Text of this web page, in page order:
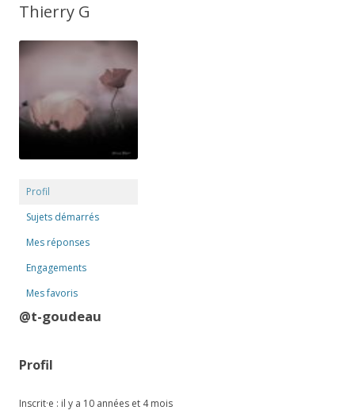
Thierry G
Profil
Sujets démarrés
Mes réponses
Engagements
Mes favoris
@t-goudeau
Profil
Inscrit·e : il y a 10 années et 4 mois